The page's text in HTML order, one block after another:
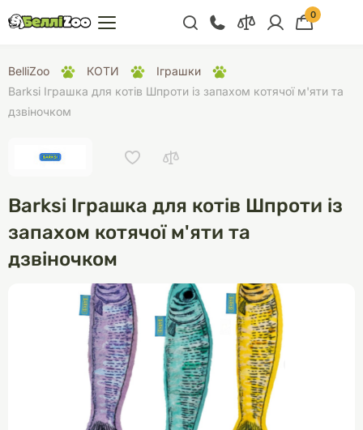
+38 (068) 300 91 91
Відділ продажу
+38 (068) 479 28
76
0
BelliZoo КОТИ
Іграшки
Barksi Іграшка для котів Шпроти із запахом котячої м'яти та
дзвіночком
Barksi Іграшка для котів Шпроти із
запахом котячої м'яти та
дзвіночком